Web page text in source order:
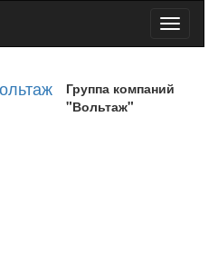
Toggle
Группа компаний
"Вольтаж"